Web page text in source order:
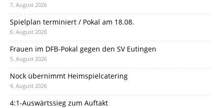
7. August 2026
Spielplan terminiert / Pokal am 18.08.
6. August 2026
Frauen im DFB-Pokal gegen den SV Eutingen
5. August 2026
Nock übernimmt Heimspielcatering
4. August 2026
4:1-Auswärtssieg zum Auftakt